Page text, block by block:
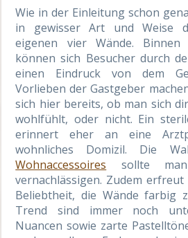
Wie in der Einleitung schon
in gewisser Art und Weise
eigenen vier Wände. Binnen
können sich Besucher durch
einen Eindruck von dem
Vorlieben der Gastgeber
sich hier bereits, ob man sich
wohlfühlt, oder nicht. Ein
erinnert eher an eine
wohnliches Domizil. Die
Wohnaccessoires sollte
vernachlässigen. Zudem
Beliebtheit, die Wände farbig
Trend sind immer noch
Nuancen sowie zarte